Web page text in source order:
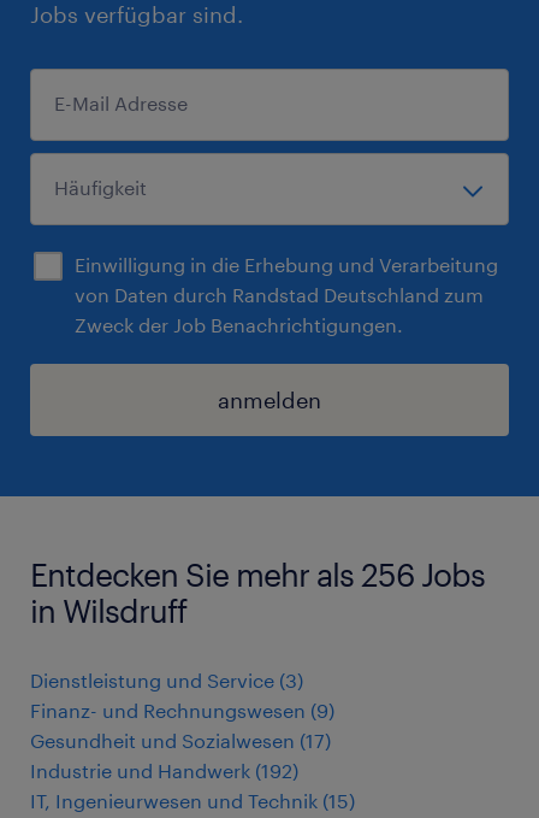
Jobs verfügbar sind.
Einwilligung in die Erhebung und Verarbeitung
von Daten durch Randstad Deutschland zum
Zweck der Job Benachrichtigungen.
anmelden
Entdecken Sie mehr als 256 Jobs
in Wilsdruff
Dienstleistung und Service (3)
Finanz- und Rechnungswesen (9)
Gesundheit und Sozialwesen (17)
Industrie und Handwerk (192)
IT, Ingenieurwesen und Technik (15)